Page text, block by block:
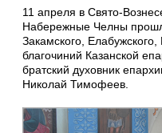
11 апреля в Свято-
Набережные Челны
Закамского,
благочиний Казанской
братский духовник
Николай Тимофеев.